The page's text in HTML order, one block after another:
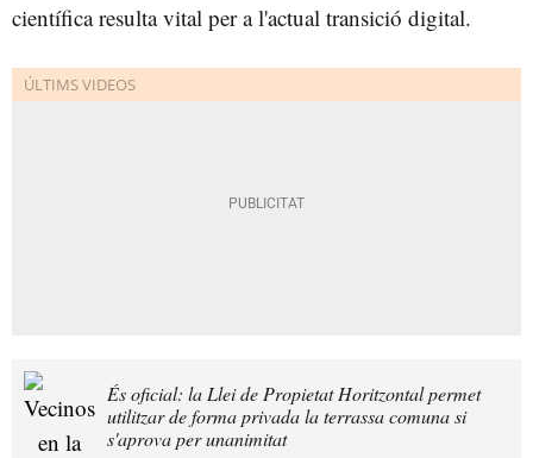
científica resulta vital per a l'actual transició digital.
És oficial: la Llei de Propietat Horitzontal permet
utilitzar de forma privada la terrassa comuna si
s'aprova per unanimitat